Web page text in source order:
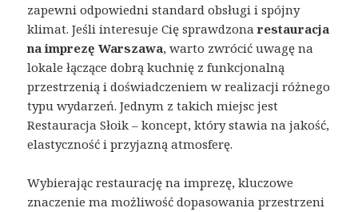
zapewni odpowiedni standard obsługi i spójny
klimat. Jeśli interesuje Cię sprawdzonarestauracja
na imprezę Warszawa, warto zwrócić uwagę na
lokale łączące dobrą kuchnię z funkcjonalną
przestrzenią i doświadczeniem w realizacji różnego
typu wydarzeń. Jednym z takich miejsc jest
Restauracja Słoik – koncept, który stawia na jakość,
elastyczność i przyjazną atmosferę.
Wybierając restaurację na imprezę, kluczowe
znaczenie ma możliwość dopasowania przestrzeni